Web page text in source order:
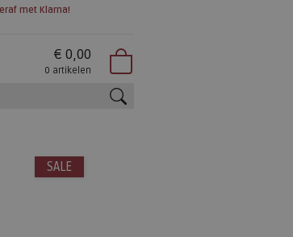
met Klarna!
€ 0,00
0 artikelen
SALE